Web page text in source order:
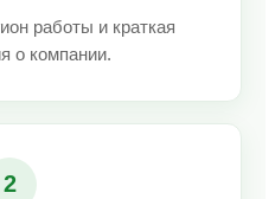
работы и краткая
о компании.
2